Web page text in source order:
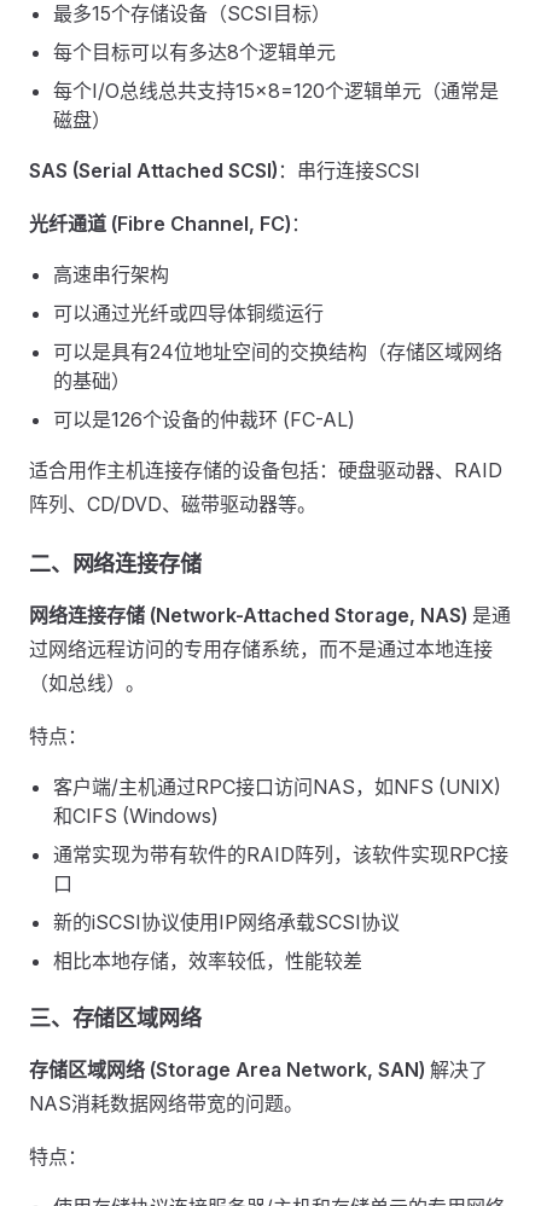
最多15个存储设备（SCSI目标）
每个目标可以有多达8个逻辑单元
每个I/O总线总共支持15×8=120个逻辑单元（通常是
磁盘）
SAS (Serial Attached SCSI) ：串行连接SCSI
光纤通道 (Fibre Channel, FC) ：
高速串行架构
可以通过光纤或四导体铜缆运行
可以是具有24位地址空间的交换结构（存储区域网络
的基础）
可以是126个设备的仲裁环 (FC-AL)
适合用作主机连接存储的设备包括：硬盘驱动器、RAID
阵列、CD/DVD、磁带驱动器等。
二、网络连接存储
网络连接存储 (Network-Attached Storage, NAS) 是通
过网络远程访问的专用存储系统，而不是通过本地连接
（如总线）。
特点：
客户端/主机通过RPC接口访问NAS，如NFS (UNIX)
和CIFS (Windows)
通常实现为带有软件的RAID阵列，该软件实现RPC接
口
新的iSCSI协议使用IP网络承载SCSI协议
相比本地存储，效率较低，性能较差
三、存储区域网络
存储区域网络 (Storage Area Network, SAN) 解决了
NAS消耗数据网络带宽的问题。
特点：